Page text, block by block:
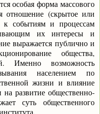
особая форма массового
отношение (скрытое или
событиям и процессам
их интересы и
выражается публично и
общества,
Именно возможность
населением по
жизни и влияние
развитие общественно-
суть общественного